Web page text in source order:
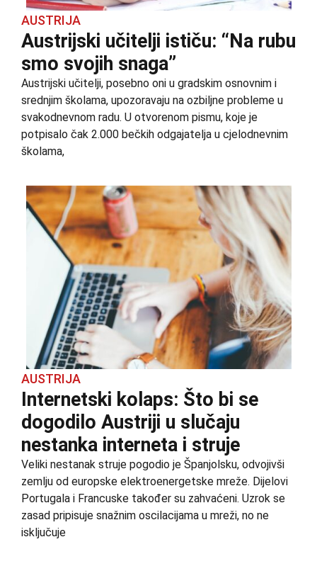
AUSTRIJA
Austrijski učitelji ističu: “Na rubu
smo svojih snaga”
Austrijski učitelji, posebno oni u gradskim osnovnim i
srednjim školama, upozoravaju na ozbiljne probleme u
svakodnevnom radu. U otvorenom pismu, koje je
potpisalo čak 2.000 bečkih odgajatelja u cjelodnevnim
školama,
AUSTRIJA
Internetski kolaps: Što bi se
dogodilo Austriji u slučaju
nestanka interneta i struje
Veliki nestanak struje pogodio je Španjolsku, odvojivši
zemlju od europske elektroenergetske mreže. Dijelovi
Portugala i Francuske također su zahvaćeni. Uzrok se
zasad pripisuje snažnim oscilacijama u mreži, no ne
isključuje